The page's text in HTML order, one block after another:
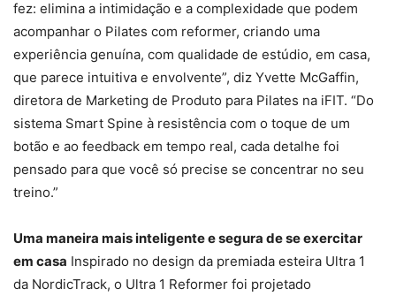
fez: elimina a intimidação e a complexidade que podem
acompanhar o Pilates com reformer, criando uma
experiência genuína, com qualidade de estúdio, em casa,
que parece intuitiva e envolvente”, diz Yvette McGaffin,
diretora de Marketing de Produto para Pilates na iFIT. “Do
sistema Smart Spine à resistência com o toque de um
botão e ao feedback em tempo real, cada detalhe foi
pensado para que você só precise se concentrar no seu
treino.”
Uma maneira mais inteligente e segura de se exercitar
em casa Inspirado no design da premiada esteira Ultra 1
da NordicTrack, o Ultra 1 Reformer foi projetado